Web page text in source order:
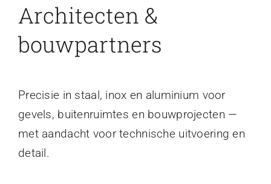
Architecten &
bouwpartners
Precisie in staal, inox en aluminium voor
gevels, buitenruimtes en bouwprojecten —
met aandacht voor technische uitvoering en
detail.